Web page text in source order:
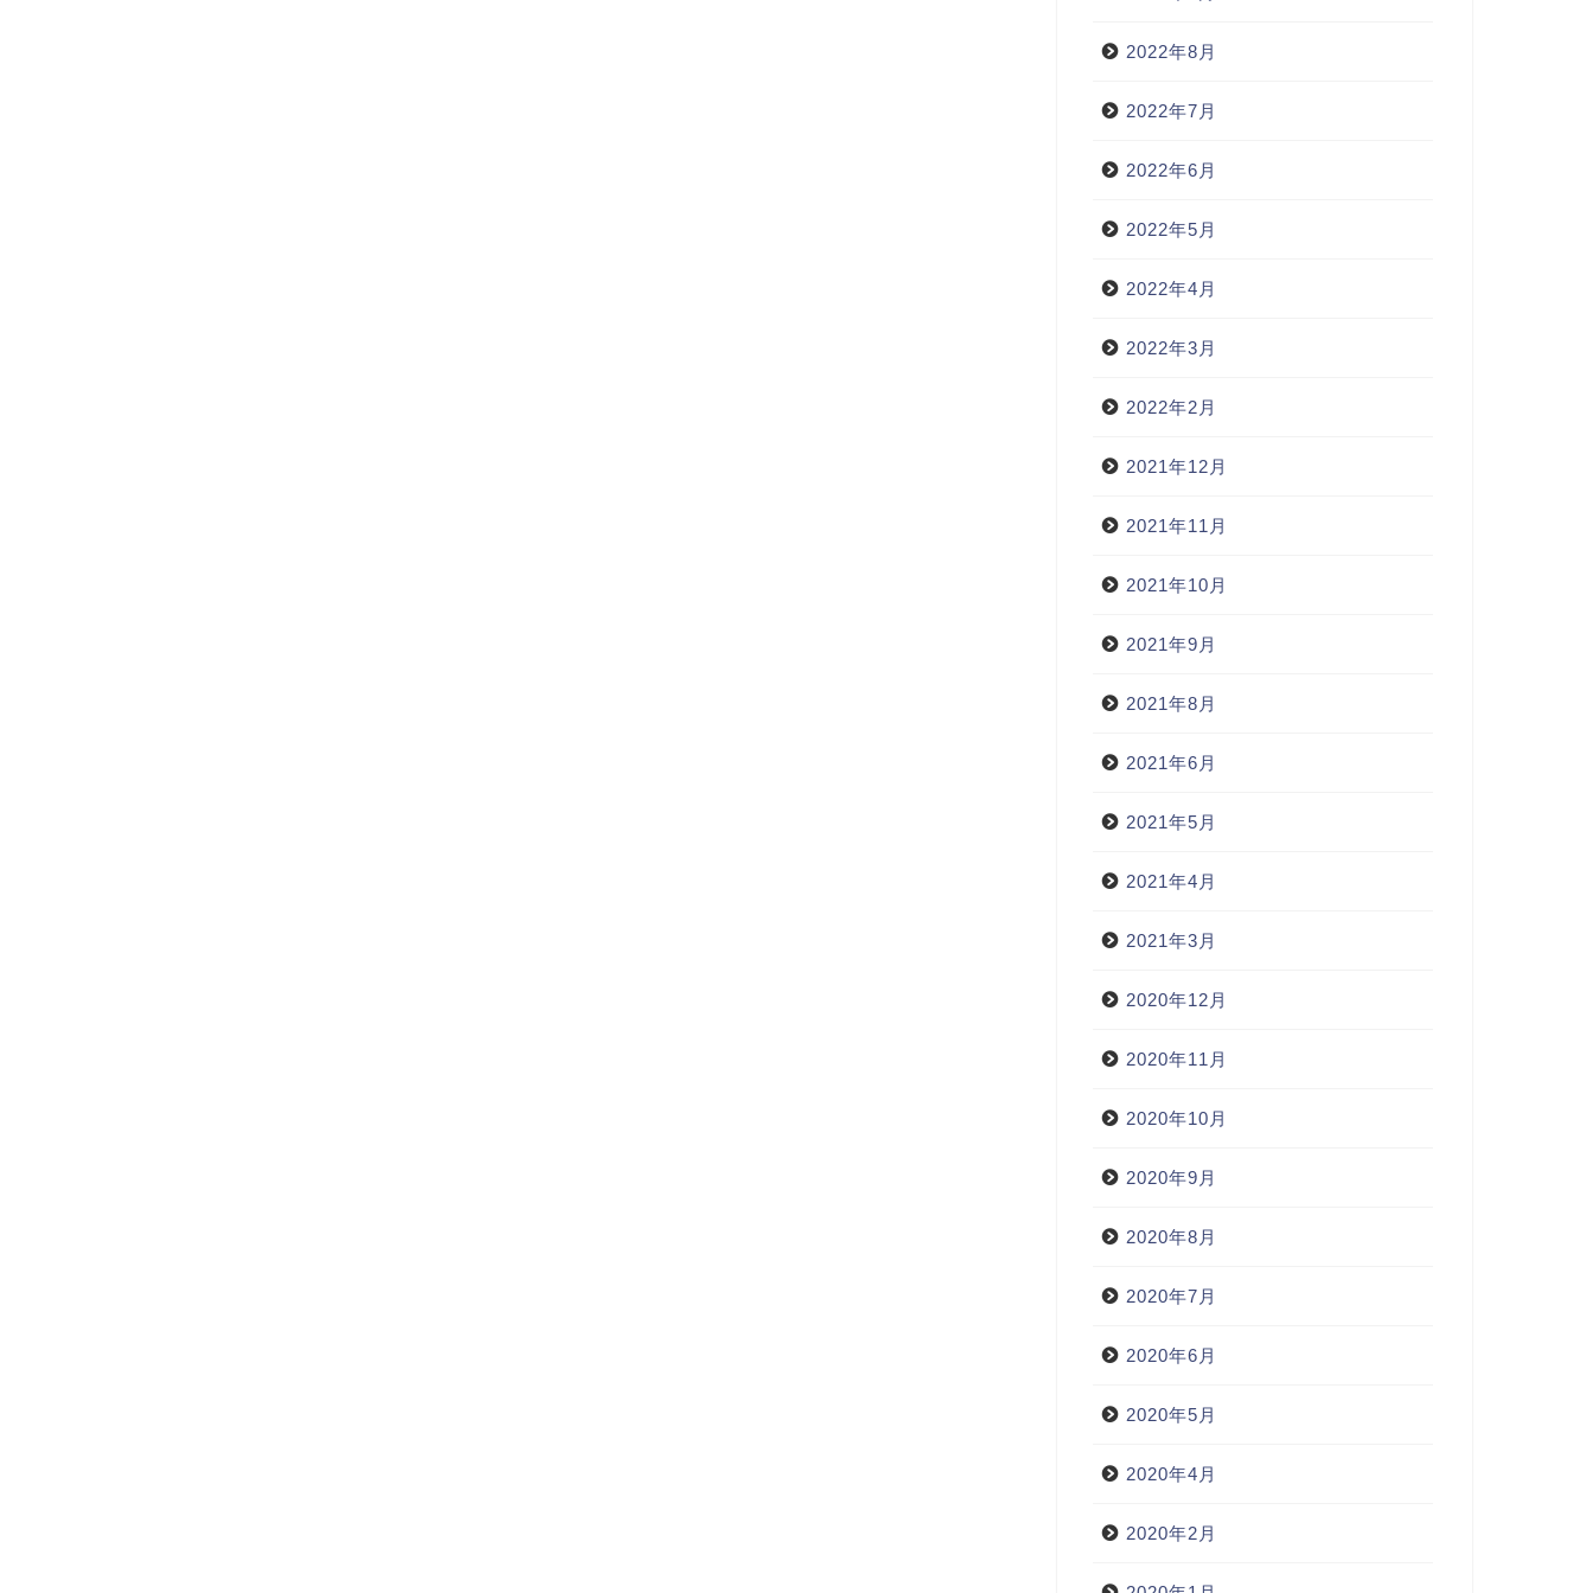
2022年8月
2022年7月
2022年6月
2022年5月
2022年4月
2022年3月
2022年2月
2021年12月
2021年11月
2021年10月
2021年9月
2021年8月
2021年6月
2021年5月
2021年4月
2021年3月
2020年12月
2020年11月
2020年10月
2020年9月
2020年8月
2020年7月
2020年6月
2020年5月
2020年4月
2020年2月